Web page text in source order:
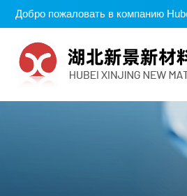
Добро пожаловать в компанию